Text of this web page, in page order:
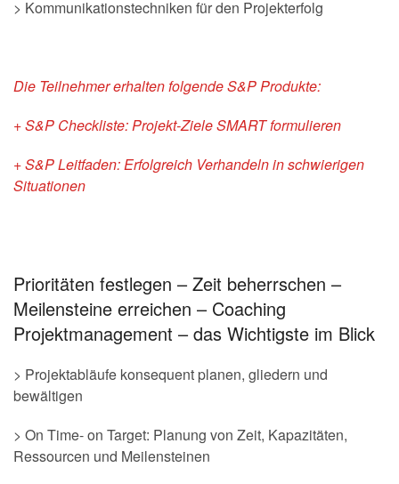
> Kommunikationstechniken für den Projekterfolg
Die Teilnehmer erhalten folgende S&P Produkte:
+ S&P Checkliste: Projekt-Ziele SMART formulieren
+ S&P Leitfaden: Erfolgreich Verhandeln in schwierigen
Situationen
Prioritäten festlegen – Zeit beherrschen –
Meilensteine erreichen – Coaching
Projektmanagement – das Wichtigste im Blick
> Projektabläufe konsequent planen, gliedern und
bewältigen
> On Time- on Target: Planung von Zeit, Kapazitäten,
Ressourcen und Meilensteinen